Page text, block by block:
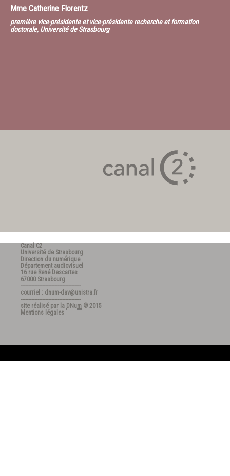
Mme Catherine Florentz
première vice-présidente et vice-présidente recherche et formation
doctorale, Université de Strasbourg
Canal C2
Université de Strasbourg
Direction du numérique
Département audiovisuel
16 rue René Descartes
67000 Strasbourg
---------------------------------------
courriel : dnum-dav@unistra.fr
---------------------------------------
site réalisé par la DNum © 2015
Mentions légales